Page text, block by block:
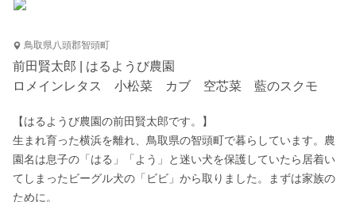
鳥取県八頭郡智頭町
前田賢太郎 | はるようび農園
ロメインレタス 小松菜 カブ 空芯菜 藍のスクモ
【はるようび農園の前田賢太郎です。】
生まれ育った横浜を離れ、鳥取県の智頭町で暮らしています。農
園名は息子の「はる」「よう」と迷い犬を保護していたら居着い
てしまったビーグル犬の「ビビ」から取りました。まずは家族の
ために。